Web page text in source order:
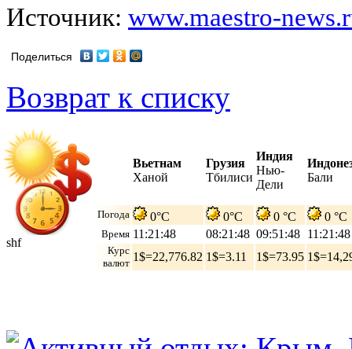
Источник: www.maestro-
Поделиться
Возврат к списку
Вьетнам
Ханой
Грузия
Тбилиси
Индия
Нью-
Дели
Бали
Погода 0°C 0°C 0 °C 0 °C
Время 11:21:49 08:21:49 09:51:49 11:21:49
Курс
валют 1$=22,776.82 1$=3.11 1$=73.95
shf